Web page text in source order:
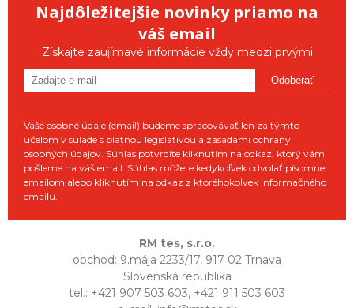
Najdôležitejšie novinky priamo na
váš email
Získajte zaujímavé informácie vždy medzi prvými
Odoberať
Vaše osobné údaje (email) budeme spracovávať len za týmto
účelom v súlade s platnou legislatívou a zásadami ochrany
osobných údajov. Súhlas potvrdíte kliknutím na odkaz, ktorý vám
pošleme na váš email. Súhlas môžete kedykoľvek odvolať písomne,
emailom alebo kliknutím na odkaz z ktoréhokoľvek informačného
emailu.
RM tes, s.r.o.
obchod: 9.mája 2233/17, 917 02 Trnava
Slovenská republika
tel.: +421 907 503 603, +421 911 503 603